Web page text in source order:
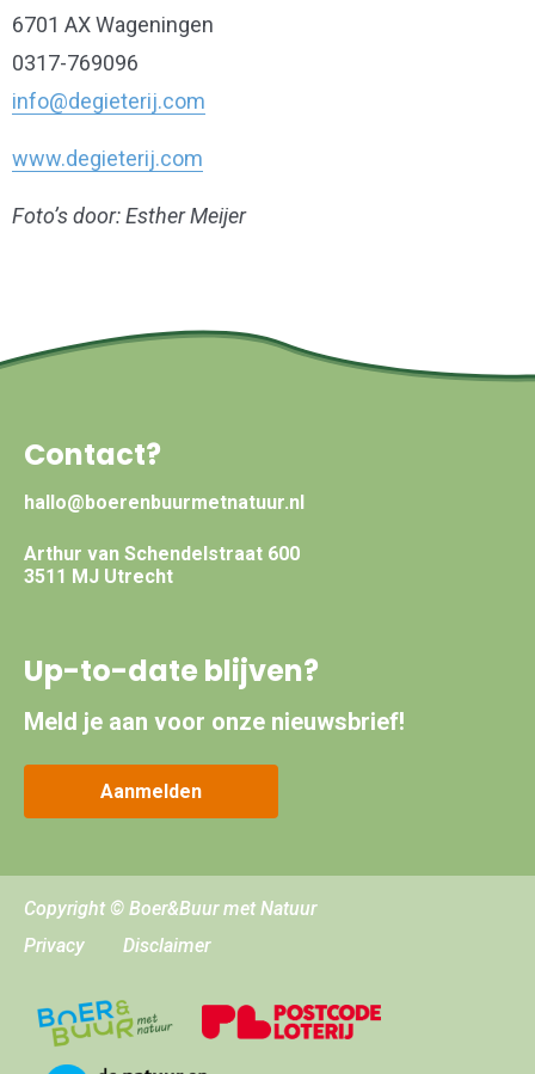
6701 AX Wageningen
0317-769096
info@degieterij.com
www.degieterij.com
Foto’s door: Esther Meijer
Contact?
hallo@boerenbuurmetnatuur.nl
Arthur van Schendelstraat 600
3511 MJ Utrecht
Up-to-date blijven?
Meld je aan voor onze nieuwsbrief!
Aanmelden
Copyright © Boer&Buur met Natuur
Privacy
Disclaimer